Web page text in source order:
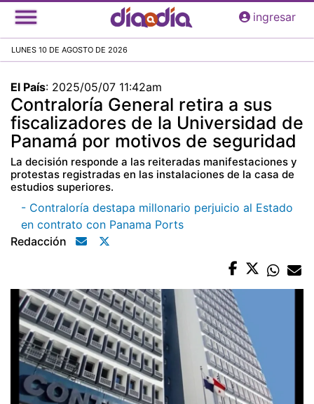
Pasar
al
principal
ingresar
LUNES 10 DE AGOSTO DE 2026
El País: 2025/05/07 11:42am
Contraloría General retira a sus
fiscalizadores de la Universidad de
Panamá por motivos de seguridad
La decisión responde a las reiteradas manifestaciones y
protestas registradas en las instalaciones de la casa de
estudios superiores.
- Contraloría destapa millonario perjuicio al Estado
en contrato con Panama Ports
Redacción